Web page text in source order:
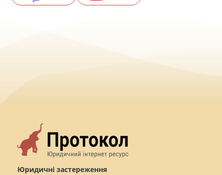
Юридичні застереження